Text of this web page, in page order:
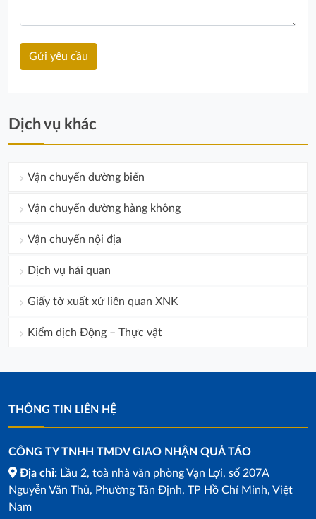
Dịch vụ khác
Vận chuyển đường biển
Vận chuyển đường hàng không
Vận chuyển nội địa
Dịch vụ hải quan
Giấy tờ xuất xứ liên quan XNK
Kiểm dịch Động – Thực vật
THÔNG TIN LIÊN HỆ
CÔNG TY TNHH TMDV GIAO NHẬN QUẢ TÁO
Địa chỉ: Lầu 2, toà nhà văn phòng Vạn Lợi, số 207A
Nguyễn Văn Thủ, Phường Tân Định, TP Hồ Chí Minh, Việt
Nam